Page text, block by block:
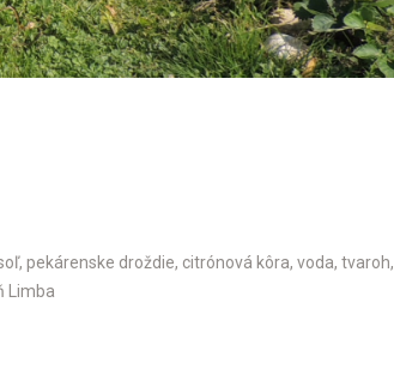
pekárenske droždie, citrónová kôra, voda, tvaroh,
Limba